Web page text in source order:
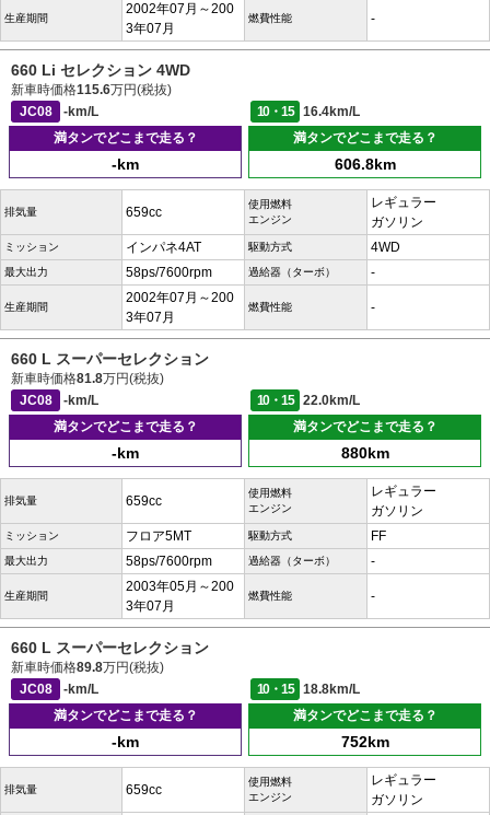
生産期間
2002年07月～200
3年07月
燃費性能 -
660 Li セレクション 4WD
新車時価格115.6万円(税抜)
JC08
-km/L 10・15
16.4km/L
満タンでどこまで走る？
-km
満タンでどこまで走る？
606.8km
排気量 659cc
使用燃料
エンジン
レギュラー
ガソリン
ミッション インパネ4AT 駆動方式 4WD
最大出力 58ps/7600rpm 過給器（ターボ） -
生産期間
2002年07月～200
3年07月
燃費性能 -
660 L スーパーセレクション
新車時価格81.8万円(税抜)
JC08
-km/L 10・15
22.0km/L
満タンでどこまで走る？
-km
満タンでどこまで走る？
880km
排気量 659cc
使用燃料
エンジン
レギュラー
ガソリン
ミッション フロア5MT 駆動方式 FF
最大出力 58ps/7600rpm 過給器（ターボ） -
生産期間
2003年05月～200
3年07月
燃費性能 -
660 L スーパーセレクション
新車時価格89.8万円(税抜)
JC08
-km/L 10・15
18.8km/L
満タンでどこまで走る？
-km
満タンでどこまで走る？
752km
排気量 659cc
使用燃料
エンジン
レギュラー
ガソリン